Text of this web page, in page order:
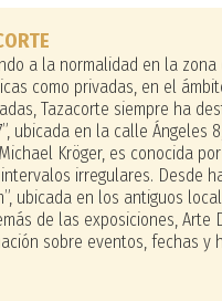
a la normalidad en la
como privadas, en el
Tazacorte siempre ha
ubicada en la calle Ángeles
Kröger, es conocida
irregulares. Desde
ubicada en los antiguos
de las exposiciones, Arte
sobre eventos, fechas y